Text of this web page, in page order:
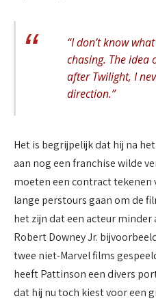
“I don’t know
chasing. The
after Twilight, I
direction.”
Het is begrijpelijk dat hij na het
aan nog een franchise wilde
moeten een contract tekenen
lange perstours gaan om de
het zijn dat een acteur minder
Robert Downey Jr.
twee niet-Marvel films
heeft Pattinson een divers
dat hij nu toch kiest voor een